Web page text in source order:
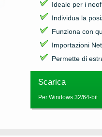
Ideale per i
Individua la
Funziona con
Importazioni
Permette di
Scarica
Per Windows 32/64-bit